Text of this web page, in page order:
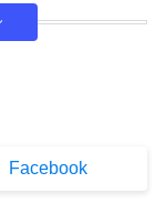
Facebook